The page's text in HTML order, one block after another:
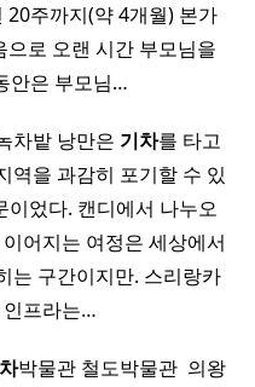
주까지(약 4개월) 본가
로 오랜 시간 부모님을
안은 부모님…
차밭 낭만은 기차를 타고 ​
역을 과감히 포기할 수 있
이었다. 캔디에서 나누오
어지는 여정은 세상에서
는 구간이지만. 스리랑카
인프라는…
박물관 철도박물관 ​ 의왕